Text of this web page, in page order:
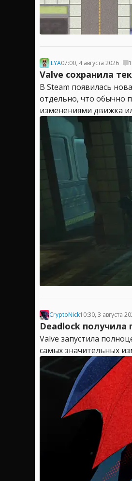
ILYA07:00, 4 августа 2026
Valve сохранила
В Steam появилась
отдельно, что обычно
изменениями движка
CryptoNick10:30, 3 августа
Deadlock
Valve запустила
самых значительных